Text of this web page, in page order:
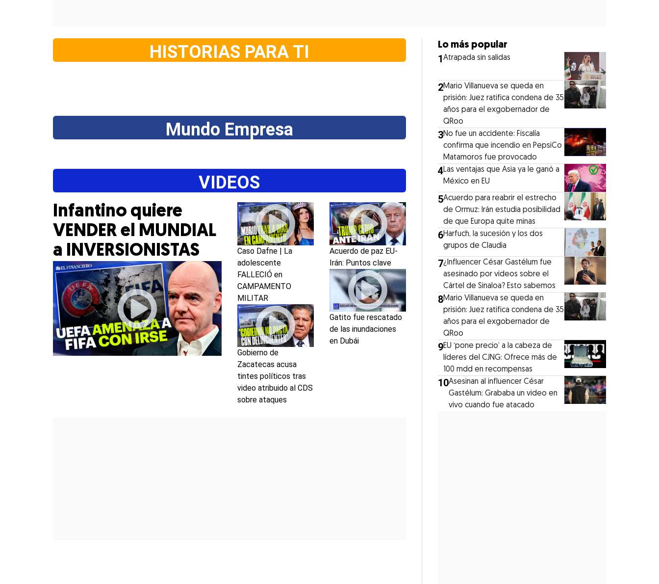
HISTORIAS PARA TI
Mundo Empresa
VIDEOS
Infantino quiere
VENDER el MUNDIAL
a INVERSIONISTAS
Caso Dafne | La
adolescente
FALLECIÓ en
CAMPAMENTO
MILITAR
Gobierno de
Zacatecas acusa
tintes políticos tras
video atribuido al CDS
sobre ataques
Acuerdo de paz EU-
Irán: Puntos clave
Gatito fue rescatado
de las inundaciones
en Dubái
Lo más popular
1Atrapada sin salidas
2Mario Villanueva se queda en
prisión: Juez ratifica condena de 35
años para el exgobernador de
QRoo
3No fue un accidente: Fiscalía
confirma que incendio en PepsiCo
Matamoros fue provocado
4Las ventajas que Asia ya le ganó a
México en EU
5Acuerdo para reabrir el estrecho
de Ormuz: Irán estudia posibilidad
de que Europa quite minas
6Harfuch, la sucesión y los dos
grupos de Claudia
7¿Influencer César Gastélum fue
asesinado por videos sobre el
Cártel de Sinaloa? Esto sabemos
8Mario Villanueva se queda en
prisión: Juez ratifica condena de 35
años para el exgobernador de
QRoo
9EU ‘pone precio’ a la cabeza de
líderes del CJNG: Ofrece más de
100 mdd en recompensas
10Asesinan al influencer César
Gastélum: Grababa un video en
vivo cuando fue atacado